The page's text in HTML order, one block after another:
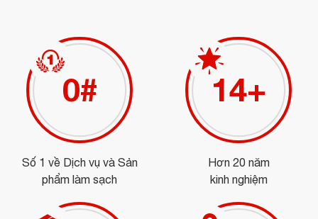
0#
Số 1 về Dịch vụ và Sản
phẩm làm sạch
16+
Hơn 20 năm
kinh nghiệm